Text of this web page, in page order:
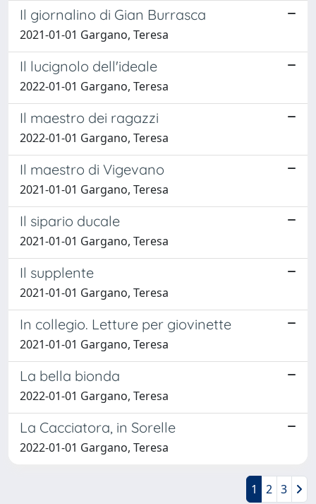
Il giornalino di Gian Burrasca
2021-01-01 Gargano, Teresa
Il lucignolo dell'ideale
2022-01-01 Gargano, Teresa
Il maestro dei ragazzi
2022-01-01 Gargano, Teresa
Il maestro di Vigevano
2021-01-01 Gargano, Teresa
Il sipario ducale
2021-01-01 Gargano, Teresa
Il supplente
2021-01-01 Gargano, Teresa
In collegio. Letture per giovinette
2021-01-01 Gargano, Teresa
La bella bionda
2022-01-01 Gargano, Teresa
La Cacciatora, in Sorelle
2022-01-01 Gargano, Teresa
1 2 3